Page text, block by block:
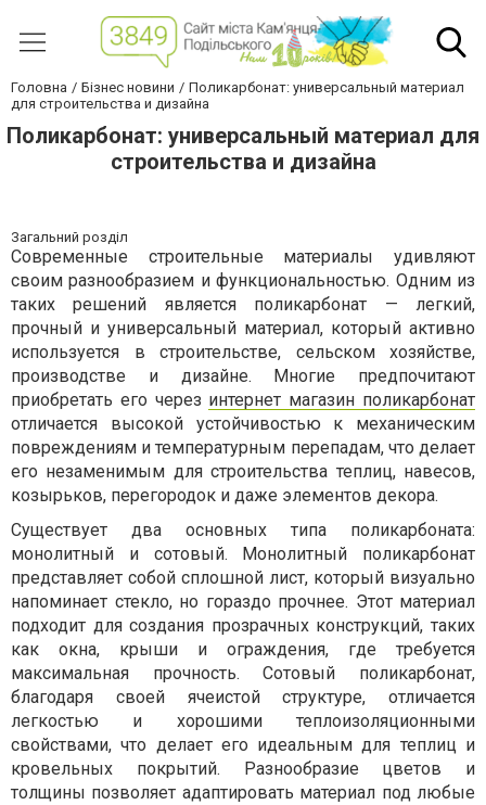
Головна Бізнес новини
Поликарбонат: универсальный материал
для строительства и дизайна
Поликарбонат: универсальный материал для
строительства и дизайна
Загальний розділ
Современные строительные материалы удивляют
своим разнообразием и функциональностью. Одним из
таких решений является поликарбонат — легкий,
прочный и универсальный материал, который активно
используется в строительстве, сельском хозяйстве,
производстве и дизайне. Многие предпочитают
приобретать его через интернет магазин поликарбонат
отличается высокой устойчивостью к механическим
повреждениям и температурным перепадам, что делает
его незаменимым для строительства теплиц, навесов,
козырьков, перегородок и даже элементов декора.
Существует два основных типа поликарбоната:
монолитный и сотовый. Монолитный поликарбонат
представляет собой сплошной лист, который визуально
напоминает стекло, но гораздо прочнее. Этот материал
подходит для создания прозрачных конструкций, таких
как окна, крыши и ограждения, где требуется
максимальная прочность. Сотовый поликарбонат,
благодаря своей ячеистой структуре, отличается
легкостью и хорошими теплоизоляционными
свойствами, что делает его идеальным для теплиц и
кровельных покрытий. Разнообразие цветов и
толщины позволяет адаптировать материал под любые